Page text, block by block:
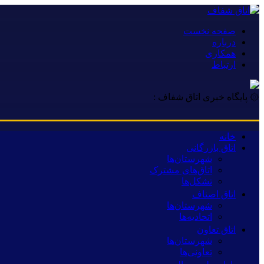
صفحه نخست
درباره
همکاری
ارتباط
۞ پایگاه خبری اتاق شفاف :
خانه
اتاق بازرگانی
شهرستان‌ها
اتاق‌های مشترک
تشکل‌ها
اتاق اصناف
شهرستان‌ها
اتحادیه‌ها
اتاق تعاون
شهرستان‌ها
تعاونی‌ها